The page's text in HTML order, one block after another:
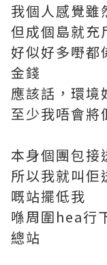
我個人感覺雖
但成個島就充
好似好多嘢都
金錢
應該話，環境
至少我唔會將
本身個團包接
所以我就叫
嘅站擺低我
喺周圍hea行
總站